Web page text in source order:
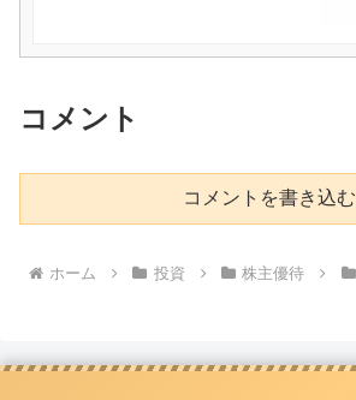
コメント
コメントを書き込む
ホーム 投資 株主優待